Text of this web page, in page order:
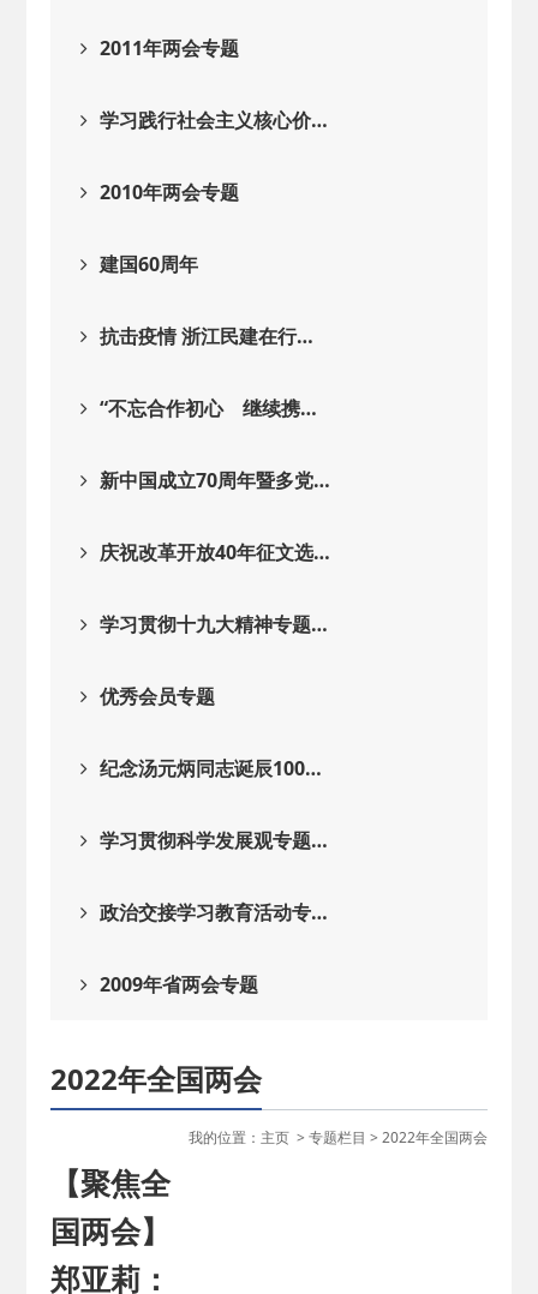
2011年两会专题
学习践行社会主义核心价…
2010年两会专题
建国60周年
抗击疫情 浙江民建在行…
“不忘合作初心 继续携…
新中国成立70周年暨多党…
庆祝改革开放40年征文选…
学习贯彻十九大精神专题…
优秀会员专题
纪念汤元炳同志诞辰100…
学习贯彻科学发展观专题…
政治交接学习教育活动专…
2009年省两会专题
2022年全国两会
我的位置： 主页> 专题栏目 > 2022年全国两会
【聚焦全
国两会】
郑亚莉：